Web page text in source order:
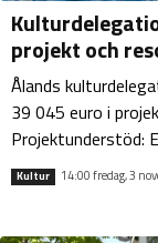
projekt och
Ålands
39 045 euro i
Projektunderstöd:
Kultur 14:00 fredag, 3